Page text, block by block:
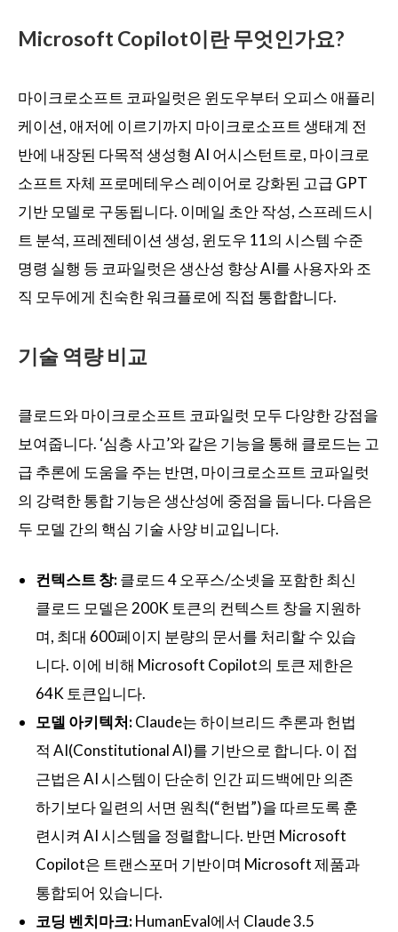
Microsoft Copilot이란 무엇인가요?
마이크로소프트 코파일럿은 윈도우부터 오피스 애플리
케이션, 애저에 이르기까지 마이크로소프트 생태계 전
반에 내장된 다목적 생성형 AI 어시스턴트로, 마이크로
소프트 자체 프로메테우스 레이어로 강화된 고급 GPT
기반 모델로 구동됩니다. 이메일 초안 작성, 스프레드시
트 분석, 프레젠테이션 생성, 윈도우 11의 시스템 수준
명령 실행 등 코파일럿은 생산성 향상 AI를 사용자와 조
직 모두에게 친숙한 워크플로에 직접 통합합니다.
기술 역량 비교
클로드와 마이크로소프트 코파일럿 모두 다양한 강점을
보여줍니다. ‘심층 사고’와 같은 기능을 통해 클로드는 고
급 추론에 도움을 주는 반면, 마이크로소프트 코파일럿
의 강력한 통합 기능은 생산성에 중점을 둡니다. 다음은
두 모델 간의 핵심 기술 사양 비교입니다.
컨텍스트 창:클로드 4 오푸스/소넷을 포함한 최신
클로드 모델은 200K 토큰의 컨텍스트 창을 지원하
며, 최대 600페이지 분량의 문서를 처리할 수 있습
니다. 이에 비해 Microsoft Copilot의 토큰 제한은
64K 토큰입니다.
모델 아키텍처:Claude는 하이브리드 추론과 헌법
적 AI(Constitutional AI)를 기반으로 합니다. 이 접
근법은 AI 시스템이 단순히 인간 피드백에만 의존
하기보다 일련의 서면 원칙(“헌법”)을 따르도록 훈
련시켜 AI 시스템을 정렬합니다. 반면 Microsoft
Copilot은 트랜스포머 기반이며 Microsoft 제품과
통합되어 있습니다.
코딩 벤치마크:HumanEval에서 Claude 3.5